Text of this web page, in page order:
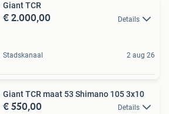
Giant TCR
€ 2.000,00 Details
Stadskanaal 2 aug 26
Giant TCR maat 53 Shimano 105 3x10
€ 550,00 Details